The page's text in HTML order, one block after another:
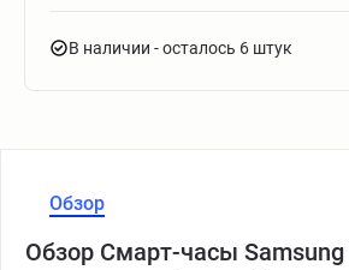
В наличии - осталось 6 штук
Обзор
Обзор Смарт-часы Samsung